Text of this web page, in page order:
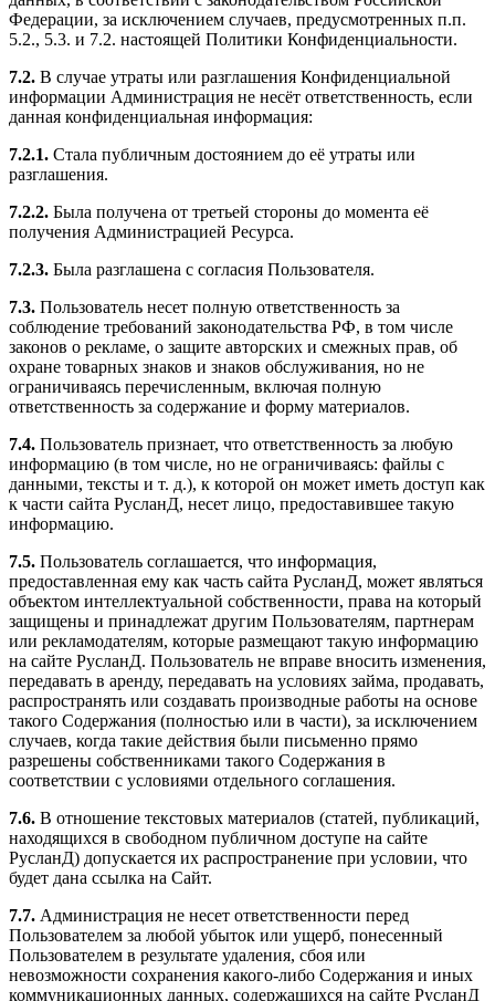
Федерации, за исключением случаев, предусмотренных п.п.
5.2., 5.3. и 7.2. настоящей Политики Конфиденциальности.
7.2. В случае утраты или разглашения Конфиденциальной
информации Администрация не несёт ответственность, если
данная конфиденциальная информация:
7.2.1. Стала публичным достоянием до её утраты или
разглашения.
7.2.2. Была получена от третьей стороны до момента её
получения Администрацией Ресурса.
7.2.3. Была разглашена с согласия Пользователя.
7.3. Пользователь несет полную ответственность за
соблюдение требований законодательства РФ, в том числе
законов о рекламе, о защите авторских и смежных прав, об
охране товарных знаков и знаков обслуживания, но не
ограничиваясь перечисленным, включая полную
ответственность за содержание и форму материалов.
7.4. Пользователь признает, что ответственность за любую
информацию (в том числе, но не ограничиваясь: файлы с
данными, тексты и т. д.), к которой он может иметь доступ как
к части сайта РусланД, несет лицо, предоставившее такую
информацию.
7.5. Пользователь соглашается, что информация,
предоставленная ему как часть сайта РусланД, может являться
объектом интеллектуальной собственности, права на который
защищены и принадлежат другим Пользователям, партнерам
или рекламодателям, которые размещают такую информацию
на сайте РусланД. Пользователь не вправе вносить изменения,
передавать в аренду, передавать на условиях займа, продавать,
распространять или создавать производные работы на основе
такого Содержания (полностью или в части), за исключением
случаев, когда такие действия были письменно прямо
разрешены собственниками такого Содержания в
соответствии с условиями отдельного соглашения.
7.6. В отношение текстовых материалов (статей, публикаций,
находящихся в свободном публичном доступе на сайте
РусланД) допускается их распространение при условии, что
будет дана ссылка на Сайт.
7.7. Администрация не несет ответственности перед
Пользователем за любой убыток или ущерб, понесенный
Пользователем в результате удаления, сбоя или
невозможности сохранения какого-либо Содержания и иных
коммуникационных данных, содержащихся на сайте РусланД